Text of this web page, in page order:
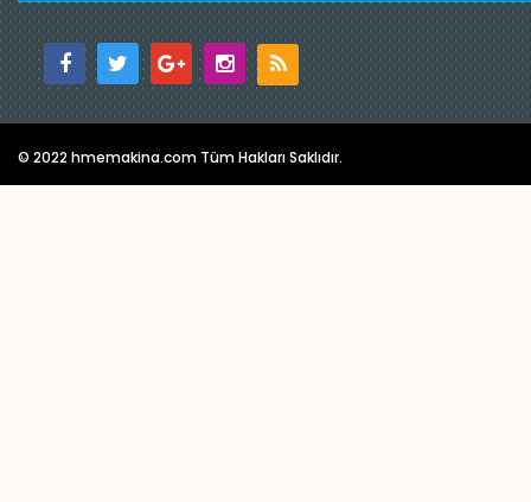
© 2022 hmemakina.com Tüm Hakları Saklıdır.